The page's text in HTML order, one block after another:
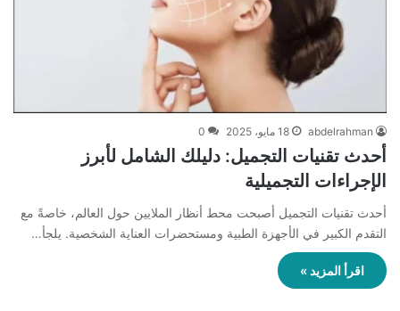
abdelrahman 18 مايو، 2025 0
أحدث تقنيات التجميل: دليلك الشامل لأبرز
الإجراءات التجميلية
أحدث تقنيات التجميل أصبحت محط أنظار الملايين حول العالم، خاصةً مع
التقدم الكبير في الأجهزة الطبية ومستحضرات العناية الشخصية. يلجأ…
اقرأ المزيد »